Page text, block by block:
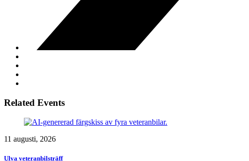
Related Events
11 augusti, 2026
Ulva veteranbilsträff